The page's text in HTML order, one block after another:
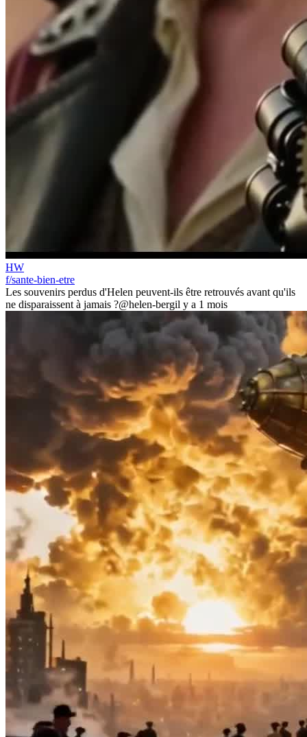
HW
f/sante-bien-etre
Les souvenirs perdus d'Helen peuvent-ils être retrouvés avant qu'ils
ne disparaissent à jamais ?@helen-bergil y a 1 mois